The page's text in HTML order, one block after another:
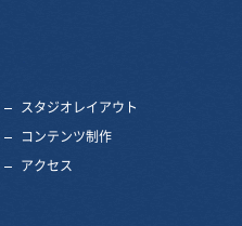
スタジオレイアウト
コンテンツ制作
アクセス